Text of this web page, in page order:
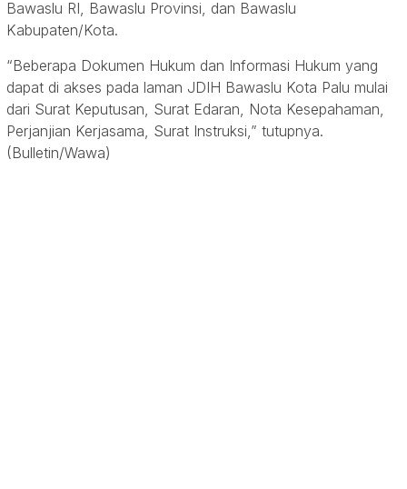
Bawaslu RI, Bawaslu Provinsi, dan Bawaslu
Kabupaten/Kota.
“Beberapa Dokumen Hukum dan Informasi Hukum yang
dapat di akses pada laman JDIH Bawaslu Kota Palu mulai
dari Surat Keputusan, Surat Edaran, Nota Kesepahaman,
Perjanjian Kerjasama, Surat Instruksi,” tutupnya.
(Bulletin/Wawa)